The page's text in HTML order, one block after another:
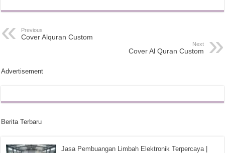
Previous
Cover Alquran Custom
Next
Cover Al Quran Custom
Advertisement
Berita Terbaru
Jasa Pembuangan Limbah Elektronik Terpercaya |